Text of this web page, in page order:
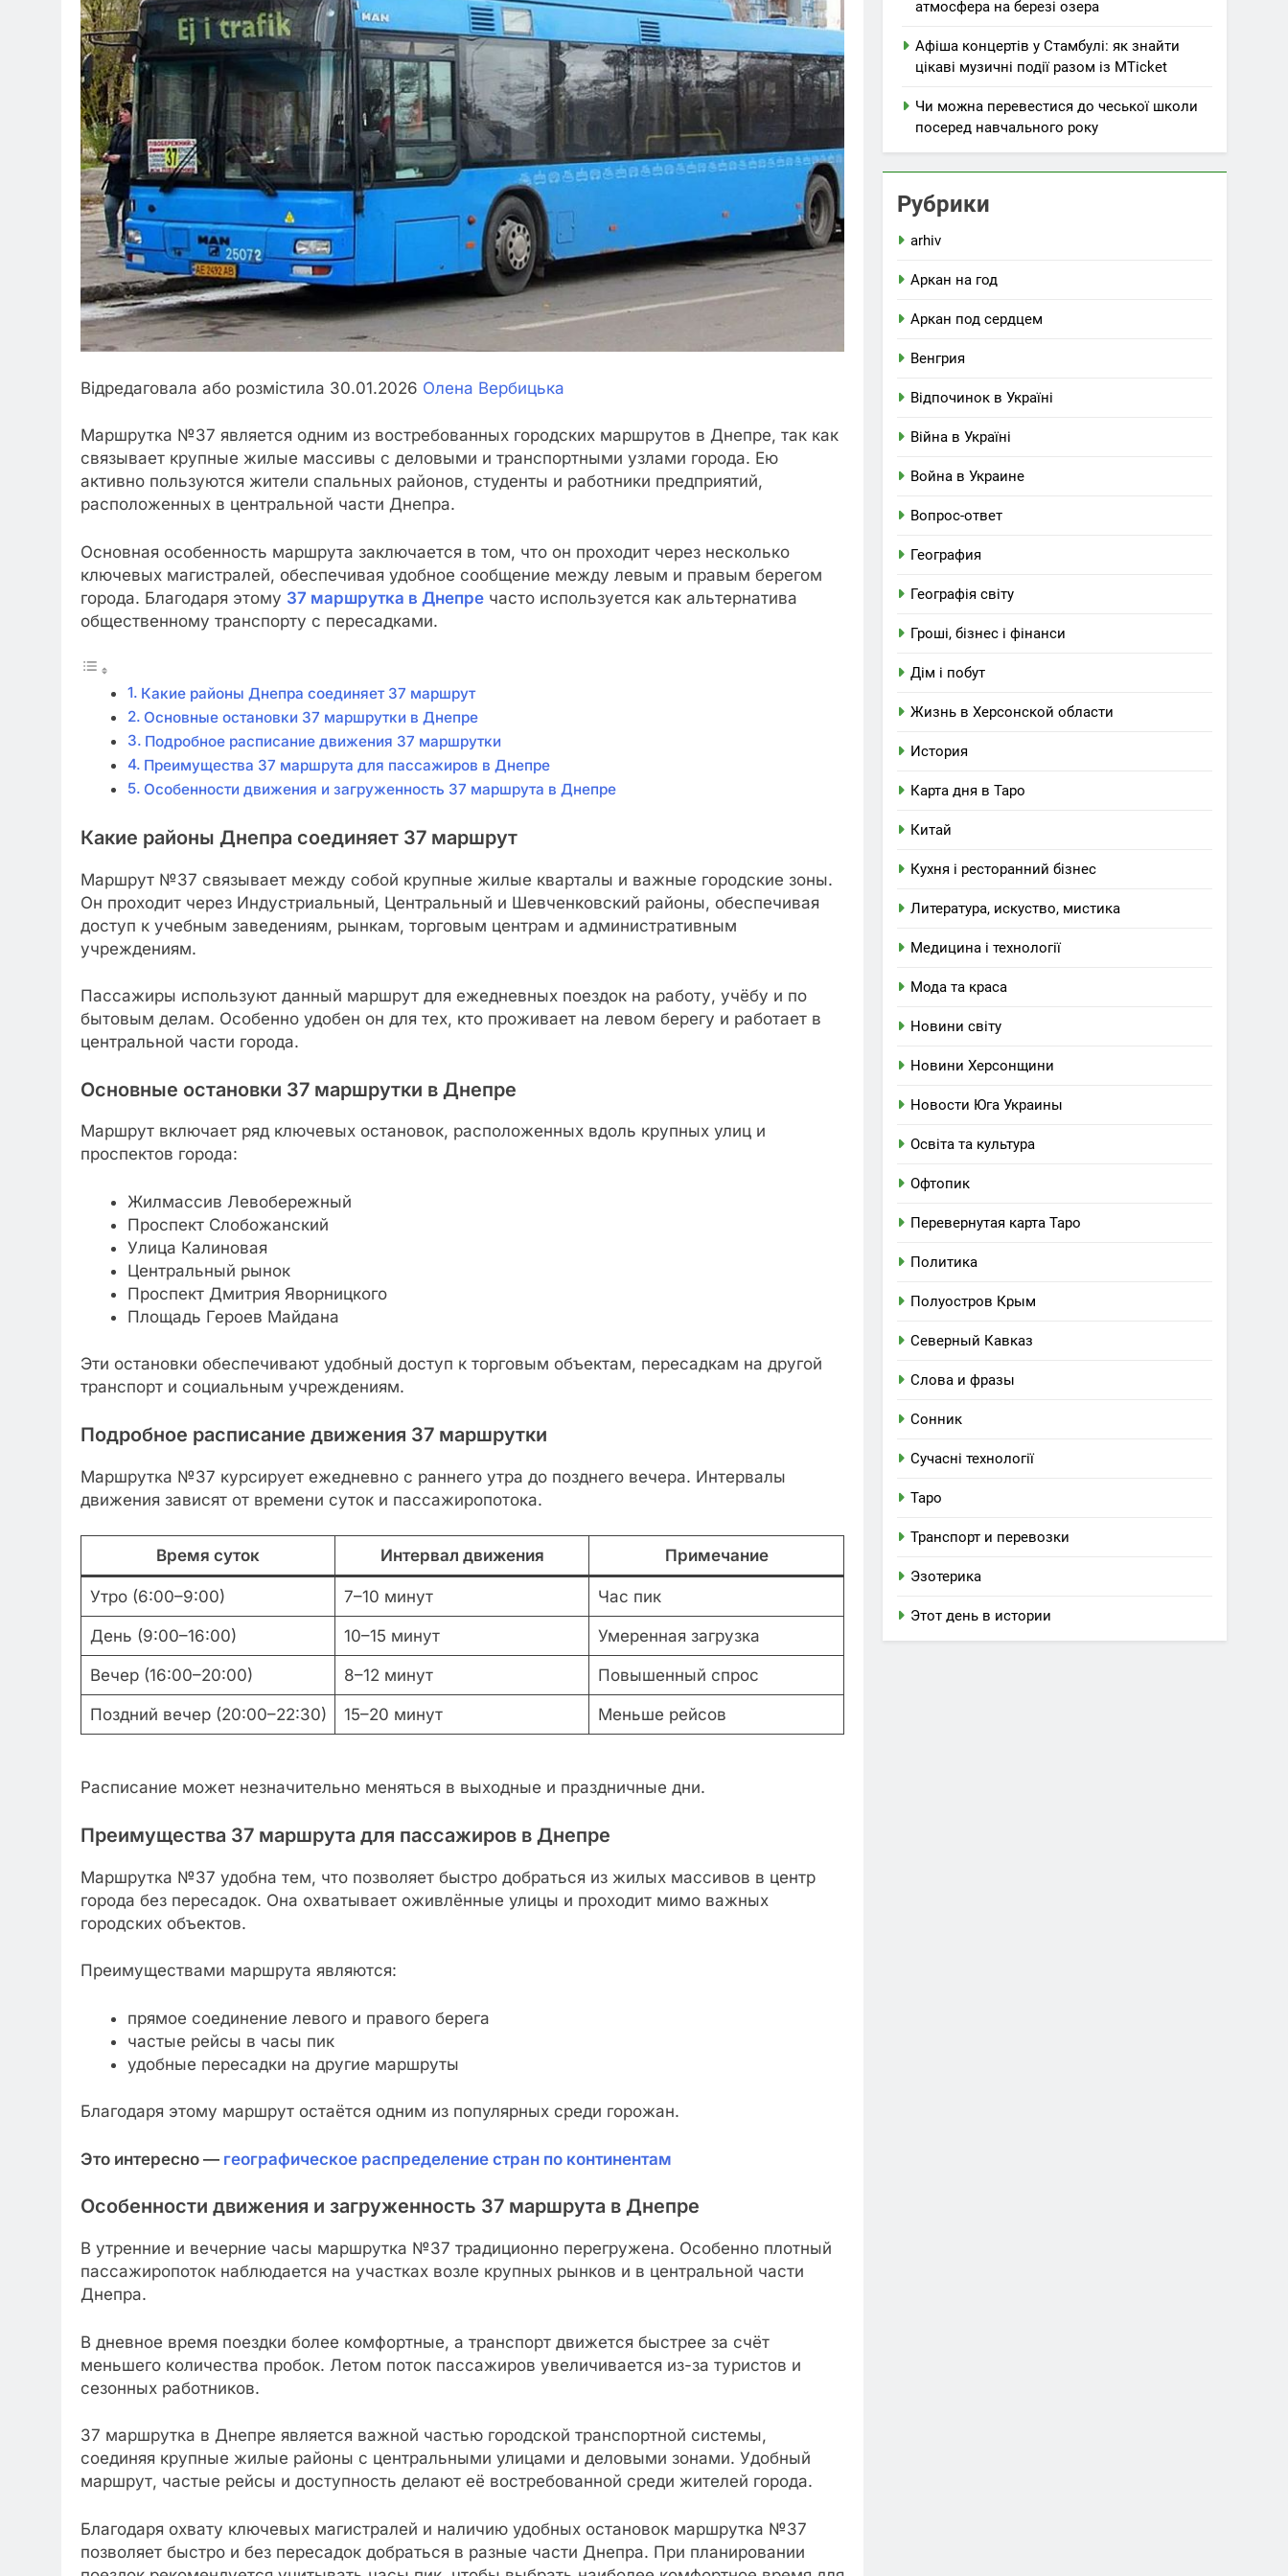
Відредаговала або розмістила 30.01.2026 Олена Вербицька
Маршрутка №37 является одним из востребованных городских маршрутов в Днепре, так как
связывает крупные жилые массивы с деловыми и транспортными узлами города. Ею
активно пользуются жители спальных районов, студенты и работники предприятий,
расположенных в центральной части Днепра.
Основная особенность маршрута заключается в том, что он проходит через несколько
ключевых магистралей, обеспечивая удобное сообщение между левым и правым берегом
города. Благодаря этому 37 маршрутка в Днепре часто используется как альтернатива
общественному транспорту с пересадками.
Какие районы Днепра соединяет 37 маршрут
Основные остановки 37 маршрутки в Днепре
Подробное расписание движения 37 маршрутки
Преимущества 37 маршрута для пассажиров в Днепре
Особенности движения и загруженность 37 маршрута в Днепре
Какие районы Днепра соединяет 37 маршрут
Маршрут №37 связывает между собой крупные жилые кварталы и важные городские зоны.
Он проходит через Индустриальный, Центральный и Шевченковский районы, обеспечивая
доступ к учебным заведениям, рынкам, торговым центрам и административным
учреждениям.
Пассажиры используют данный маршрут для ежедневных поездок на работу, учёбу и по
бытовым делам. Особенно удобен он для тех, кто проживает на левом берегу и работает в
центральной части города.
Основные остановки 37 маршрутки в Днепре
Маршрут включает ряд ключевых остановок, расположенных вдоль крупных улиц и
проспектов города:
Жилмассив Левобережный
Проспект Слобожанский
Улица Калиновая
Центральный рынок
Проспект Дмитрия Яворницкого
Площадь Героев Майдана
Эти остановки обеспечивают удобный доступ к торговым объектам, пересадкам на другой
транспорт и социальным учреждениям.
Подробное расписание движения 37 маршрутки
Маршрутка №37 курсирует ежедневно с раннего утра до позднего вечера. Интервалы
движения зависят от времени суток и пассажиропотока.
Время суток Интервал движения Примечание
Утро (6:00–9:00) 7–10 минут Час пик
День (9:00–16:00) 10–15 минут Умеренная загрузка
Вечер (16:00–20:00) 8–12 минут Повышенный спрос
Поздний вечер (20:00–22:30) 15–20 минут Меньше рейсов
Расписание может незначительно меняться в выходные и праздничные дни.
Преимущества 37 маршрута для пассажиров в Днепре
Маршрутка №37 удобна тем, что позволяет быстро добраться из жилых массивов в центр
города без пересадок. Она охватывает оживлённые улицы и проходит мимо важных
городских объектов.
Преимуществами маршрута являются:
прямое соединение левого и правого берега
частые рейсы в часы пик
удобные пересадки на другие маршруты
Благодаря этому маршрут остаётся одним из популярных среди горожан.
Это интересно — географическое распределение стран по континентам
Особенности движения и загруженность 37 маршрута в Днепре
В утренние и вечерние часы маршрутка №37 традиционно перегружена. Особенно плотный
пассажиропоток наблюдается на участках возле крупных рынков и в центральной части
Днепра.
В дневное время поездки более комфортные, а транспорт движется быстрее за счёт
меньшего количества пробок. Летом поток пассажиров увеличивается из-за туристов и
сезонных работников.
37 маршрутка в Днепре является важной частью городской транспортной системы,
соединяя крупные жилые районы с центральными улицами и деловыми зонами. Удобный
маршрут, частые рейсы и доступность делают её востребованной среди жителей города.
Благодаря охвату ключевых магистралей и наличию удобных остановок маршрутка №37
позволяет быстро и без пересадок добраться в разные части Днепра. При планировании
атмосфера на березі озера
Афіша концертів у Стамбулі: як знайти
цікаві музичні події разом із MTicket
Чи можна перевестися до чеської школи
посеред навчального року
Рубрики
arhiv
Аркан на год
Аркан под сердцем
Венгрия
Відпочинок в Україні
Війна в Україні
Война в Украине
Вопрос-ответ
География
Географія світу
Гроші, бізнес і фінанси
Дім і побут
Жизнь в Херсонской области
История
Карта дня в Таро
Китай
Кухня і ресторанний бізнес
Литература, искуство, мистика
Медицина і технології
Мода та краса
Новини світу
Новини Херсонщини
Новости Юга Украины
Освіта та культура
Офтопик
Перевернутая карта Таро
Политика
Полуостров Крым
Северный Кавказ
Слова и фразы
Сонник
Сучасні технології
Таро
Транспорт и перевозки
Эзотерика
Этот день в истории